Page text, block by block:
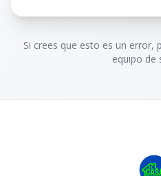
Si crees que esto es un
equipo de